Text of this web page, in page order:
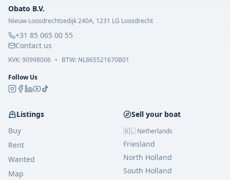
Obato B.V.
Nieuw-Loosdrechtsedijk 240A, 1231 LG Loosdrecht
+31 85 065 00 55
Contact us
KVK:90998006 • BTW: NL865521670B01
Follow Us
Listings
Buy
Rent
Wanted
Map
Sell your boat
🇳🇱 Netherlands
Friesland
North Holland
South Holland